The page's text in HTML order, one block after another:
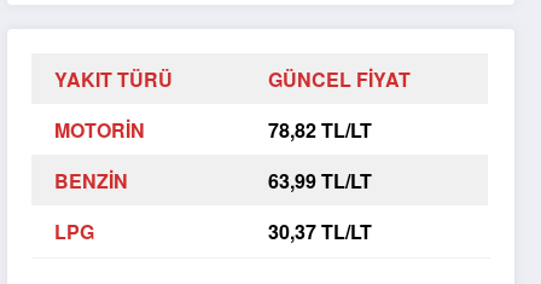
YAKIT TÜRÜ
GÜNCEL FİYAT
MOTORİN
78,82 TL/LT
BENZİN
63,99 TL/LT
LPG
30,37 TL/LT